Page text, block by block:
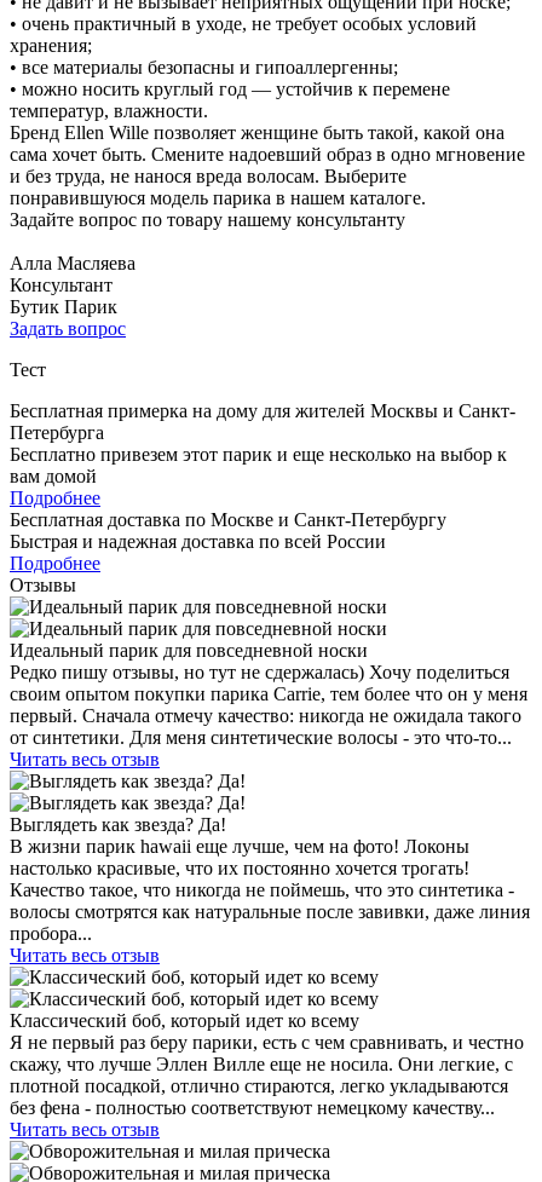
• очень практичный в уходе, не требует особых условий
хранения;
• все материалы безопасны и гипоаллергенны;
• можно носить круглый год — устойчив к перемене
температур, влажности.
Бренд Ellen Wille позволяет женщине быть такой, какой она
сама хочет быть. Смените надоевший образ в одно мгновение
и без труда, не нанося вреда волосам. Выберите
понравившуюся модель парика в нашем каталоге.
Задайте вопрос по товару нашему консультанту
Алла Масляева
Консультант
Бутик Парик
Задать вопрос
Тест
Бесплатная примерка на дому для жителей Москвы и Санкт-
Петербурга
Бесплатно привезем этот парик и еще несколько на выбор к
вам домой
Подробнее
Бесплатная доставка по Москве и Санкт-Петербургу
Быстрая и надежная доставка по всей России
Подробнее
Отзывы
Идеальный парик для повседневной носки
Редко пишу отзывы, но тут не сдержалась) Хочу поделиться
своим опытом покупки парика Carrie, тем более что он у меня
первый. Сначала отмечу качество: никогда не ожидала такого
от синтетики. Для меня синтетические волосы - это что-то...
Читать весь отзыв
Выглядеть как звезда? Да!
В жизни парик hawaii еще лучше, чем на фото! Локоны
настолько красивые, что их постоянно хочется трогать!
Качество такое, что никогда не поймешь, что это синтетика -
волосы смотрятся как натуральные после завивки, даже линия
пробора...
Читать весь отзыв
Классический боб, который идет ко всему
Я не первый раз беру парики, есть с чем сравнивать, и честно
скажу, что лучше Эллен Вилле еще не носила. Они легкие, с
плотной посадкой, отлично стираются, легко укладываются
без фена - полностью соответствуют немецкому качеству...
Читать весь отзыв